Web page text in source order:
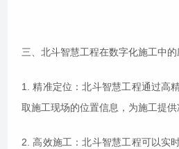
三、北斗智慧工程在数字化施工中的
1. 精准定位：北斗智慧工程通过高
取施工现场的位置信息，为施工提供
2. 高效施工：北斗智慧工程可以实